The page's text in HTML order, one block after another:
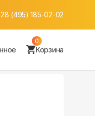
8 (495) 185-02-02
0
Корзина